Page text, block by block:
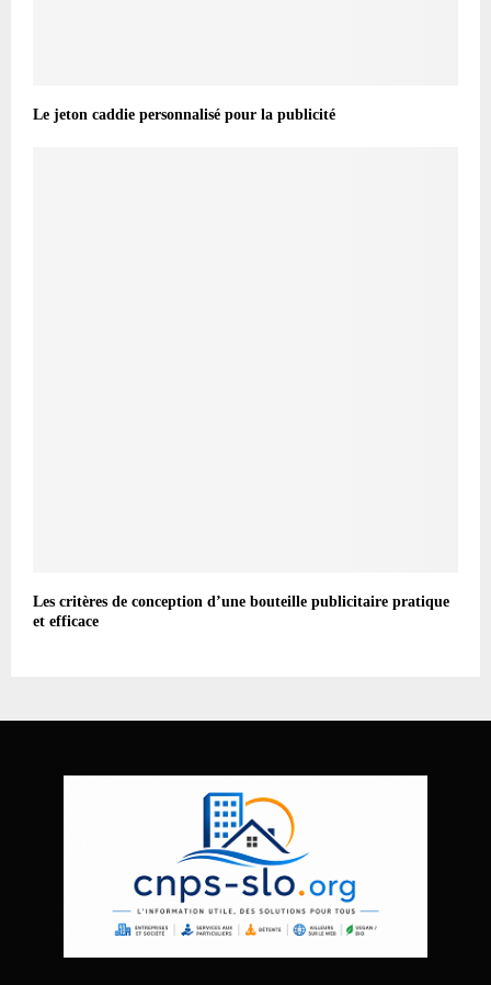
Le jeton caddie personnalisé pour la publicité
Les critères de conception d’une bouteille publicitaire pratique
et efficace